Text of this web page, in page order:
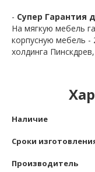
- Супер Гарантия
На мягкую мебель
корпусную мебель -
холдинга
Наличие
Сроки
Производитель